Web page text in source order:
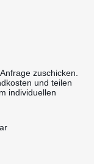
zuschicken.
und teilen
individuellen